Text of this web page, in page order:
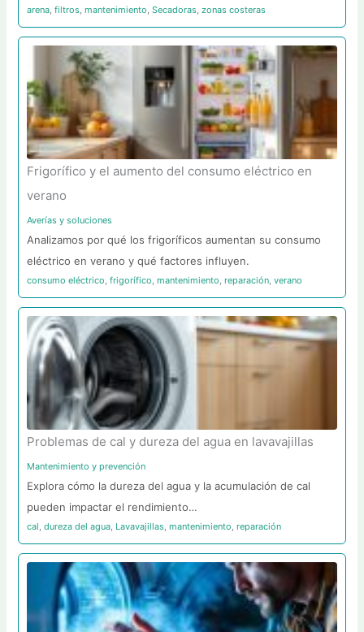
arena,filtros,mantenimiento,Secadoras,zonas costeras
Frigorífico y el aumento del consumo eléctrico en
verano
Averías y soluciones
Analizamos por qué los frigoríficos aumentan su consumo
eléctrico en verano y qué factores influyen.
consumo eléctrico,frigorífico,mantenimiento,reparación,verano
Problemas de cal y dureza del agua en lavavajillas
Mantenimiento y prevención
Explora cómo la dureza del agua y la acumulación de cal
pueden impactar el rendimiento…
cal,dureza del agua, Lavavajillas,mantenimiento,reparación